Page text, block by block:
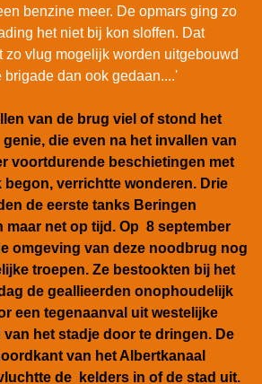
benzine meer. De opmars ging zo
het niet bij kon sloffen. Dat
zo vlug mogelijk worden uitgebouwd
brigade dan ook gedaan....'
van de brug viel of stond het
die even na het invallen van
voortdurende beschietingen met
begon, verrichtte wonderen. Drie
de eerste tanks Beringen
maar net op tijd. Op 8 september
omgeving van deze noodbrug nog
troepen. Ze bestookten bij het
de geallieerden onophoudelijk
een tegenaanval uit westelijke
het stadje door te dringen. De
van het Albertkanaal
de kelders in of de stad uit.